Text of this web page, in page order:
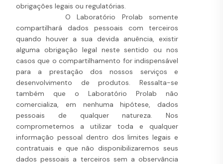
obrigações legais ou regulatórias.
O Laboratório Prolab somente
compartilhará dados pessoais com terceiros
quando houver a sua devida anuência, existir
alguma obrigação legal neste sentido ou nos
casos que o compartilhamento for indispensável
para a prestação dos nossos serviços e
desenvolvimento de produtos. Ressalta-se
também que o Laboratório Prolab não
comercializa, em nenhuma hipótese, dados
pessoais de qualquer natureza. Nos
comprometemos a utilizar toda e qualquer
informação pessoal dentro dos limites legais e
contratuais e que não disponibilizaremos seus
dados pessoais a terceiros sem a observância